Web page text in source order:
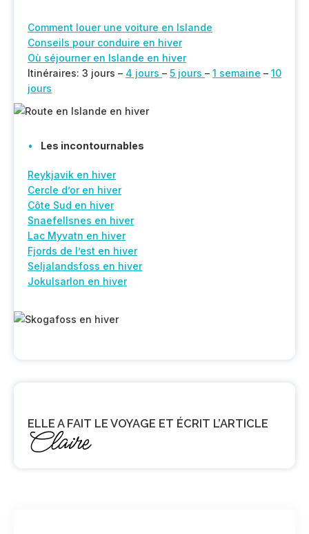
Comment louer une voiture en Islande
Conseils pour conduire en hiver
Où séjourner en Islande en hiver
Itinéraires: 3 jours – 4 jours – 5 jours – 1 semaine – 10
jours
Les incontournables
Reykjavik en hiver
Cercle d’or en hiver
Côte Sud en hiver
Snaefellsnes en hiver
Lac Myvatn en hiver
Fjords de l’est en hiver
Seljalandsfoss en hiver
Jokulsarlon en hiver
ELLE A FAIT LE VOYAGE ET ÉCRIT L’ARTICLE
Claire